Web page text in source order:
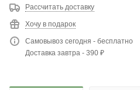
Рассчитать доставку
Хочу в подарок
Самовывоз сегодня - бесплатно
Доставка завтра - 390 ₽